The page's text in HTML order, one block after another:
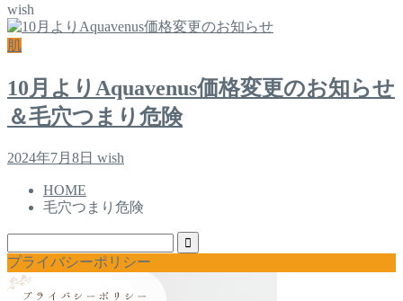
wish
肌
10月よりAquavenus価格変更のお知らせ
＆毛穴つまり危険
2024年7月8日 wish
HOME
毛穴つまり危険
プライバシーポリシー